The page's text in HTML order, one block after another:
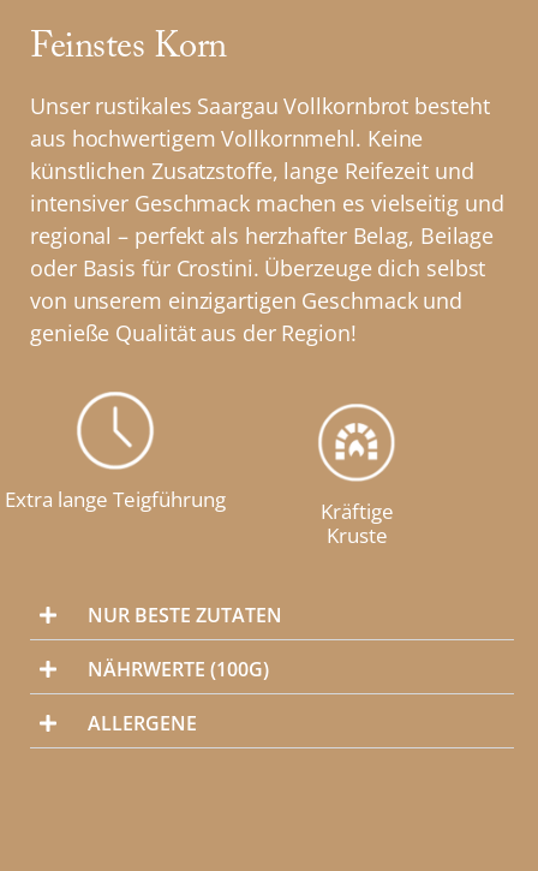
Feinstes Korn
Unser rustikales Saargau Vollkornbrot besteht
aus hochwertigem Vollkornmehl. Keine
künstlichen Zusatzstoffe, lange Reifezeit und
intensiver Geschmack machen es vielseitig und
regional – perfekt als herzhafter Belag, Beilage
oder Basis für Crostini. Überzeuge dich selbst
von unserem einzigartigen Geschmack und
genieße Qualität aus der Region!
Extra lange Teigführung
Kräftige
Kruste
NUR BESTE ZUTATEN
NÄHRWERTE (100G)
ALLERGENE